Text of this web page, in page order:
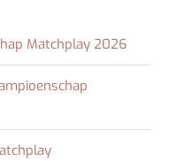
Matchplay 2026